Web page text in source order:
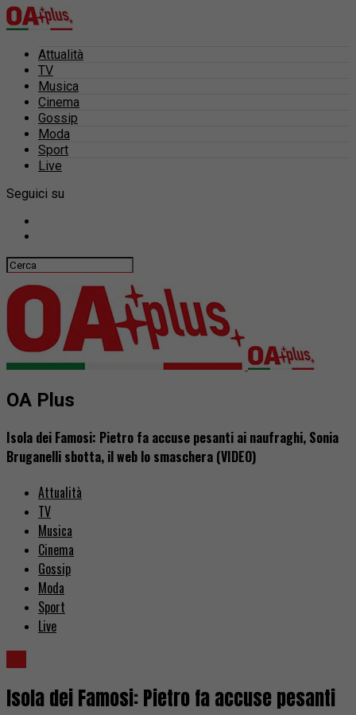
Attualità
TV
Musica
Cinema
Gossip
Moda
Sport
Live
Seguici su
OA Plus
Isola dei Famosi: Pietro fa accuse pesanti ai naufraghi, Sonia
Bruganelli sbotta, il web lo smaschera (VIDEO)
Attualità
TV
Musica
Cinema
Gossip
Moda
Sport
Live
Isola dei Famosi: Pietro fa accuse pesanti